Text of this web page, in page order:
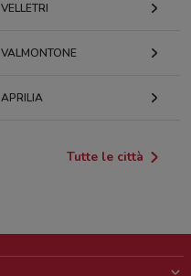
VELLETRI
VALMONTONE
APRILIA
Tutte le città